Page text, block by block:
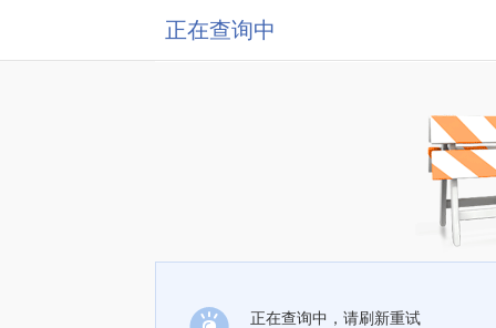
正在查询中
正在查询中，请刷新重试